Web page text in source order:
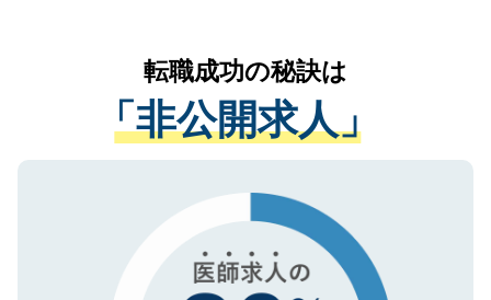
は、個人情報の取り扱いについての厳密な
管理基準を満たした事業者のみに付与され
る、プライバシーマークを取得済みです。
で、機密保持に関してもご安心ください。
かがいして、現在の医療機関の状況や紹介
経験をまじえながら、適切なアドバイスを
させていただきます。すぐにご転職をされ
ない方には、長期的なサポートが可能です
ので、まずはご登録ください。
転職成功の秘訣は
「非公開求人」